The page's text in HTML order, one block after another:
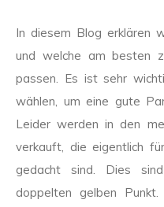
In diesem Blog erklären
und welche am besten
passen. Es ist sehr
wählen, um eine gute
Leider werden in den
verkauft, die eigentlich
gedacht sind. Dies
doppelten gelben